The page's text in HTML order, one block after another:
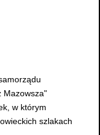
Mazowsza"
w którym
szlakach